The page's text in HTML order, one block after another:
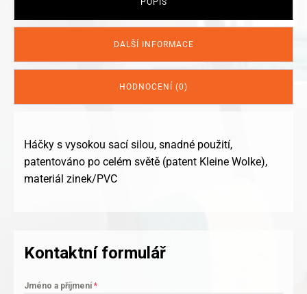
POPIS
DALŠÍ INFORMACE
HODNOCENÍ (0)
Háčky s vysokou sací silou, snadné použití,
patentováno po celém světě (patent Kleine Wolke),
materiál zinek/PVC
Kontaktní formulář
Jméno a příjmení *